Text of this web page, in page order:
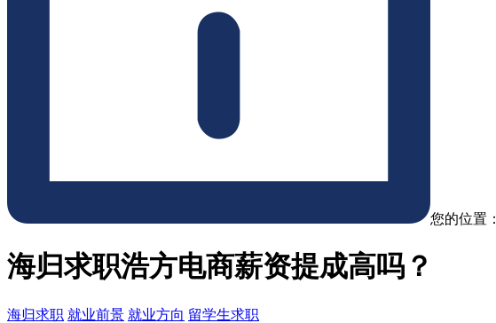
您的位置：
海归求职浩方电商薪资提成高吗？
海归求职 就业前景 就业方向 留学生求职